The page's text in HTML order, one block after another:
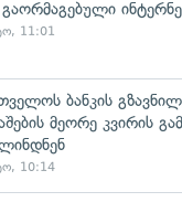
11:01
ბანკის
მეორე კვირის
10:14